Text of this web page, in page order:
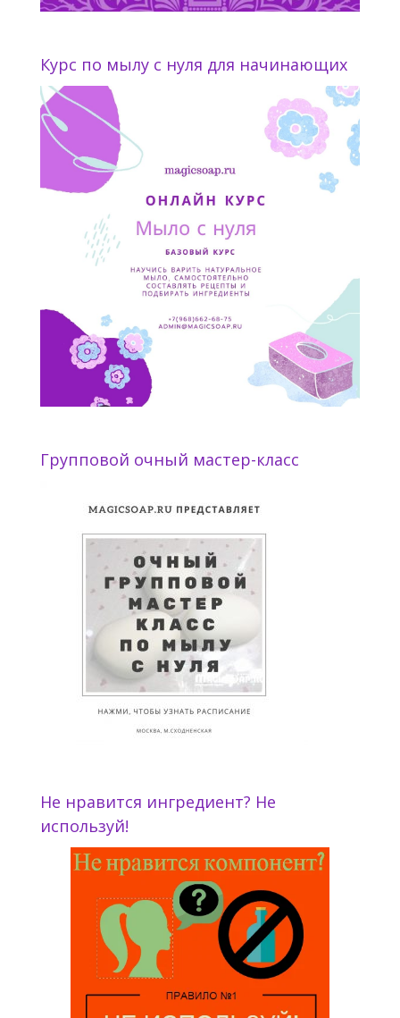
Курс по мылу с нуля для начинающих
Групповой очный мастер-класс
Не нравится ингредиент? Не
используй!